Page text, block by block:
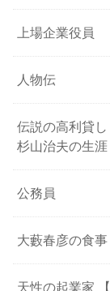
上場企業役員
人物伝
伝説の高利貸
杉山治夫の生涯
公務員
大藪春彦の食事
天性の起業家